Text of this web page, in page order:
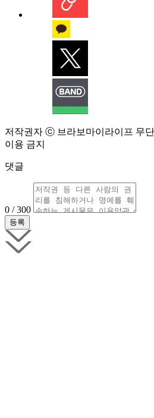
저작권자 ⓒ 브라보마이라이프 무
이용 금지
댓글
0 / 300